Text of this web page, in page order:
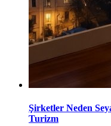
Şirketler Neden
Turizm